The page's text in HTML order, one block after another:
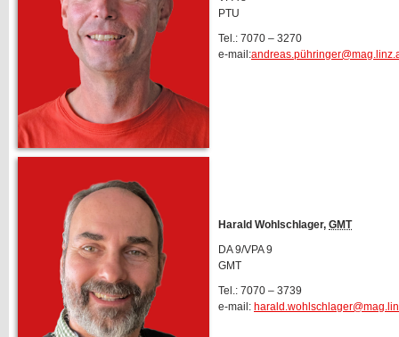
PTU
Tel.: 7070 – 3270
e-mail:
Harald Wohlschlager, GMT
DA 9/VPA 9
GMT
Tel.: 7070 – 3739
e-mail: